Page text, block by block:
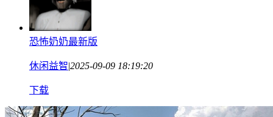
恐怖奶奶最新版
休闲益智|2025-09-09 18:19:20
下载